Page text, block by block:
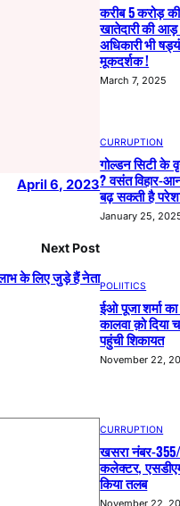
April 6, 2023
Next Post
के लिए जुड़े हैं नेता
करीब 5 करोड़
खातेदारी की आड़
अधिकारी भी
मूकदर्शक !
March 7, 2025
CURRUPTION
गोल्डन सिटी के
? वसंत विहार-
बढ़ सकती है
January 25,
POLIITICS
ईओ पूजा शर्मा
कालवा क़ो दिया
पहुंची शिकायत
November 22,
CURRUPTION
खसरा नंबर-355/
कलेक्टर,
किया तलब
November 22,